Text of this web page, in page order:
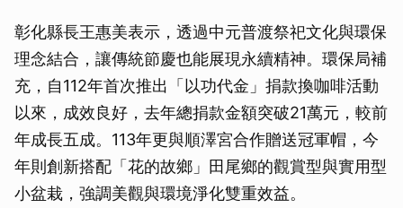
彰化縣長王惠美表示，透過中元普渡祭祀文化與環保
理念結合，讓傳統節慶也能展現永續精神。環保局補
充，自112年首次推出「以功代金」捐款換咖啡活動
以來，成效良好，去年總捐款金額突破21萬元，較前
年成長五成。113年更與順澤宮合作贈送冠軍帽，今
年則創新搭配「花的故鄉」田尾鄉的觀賞型與實用型
小盆栽，強調美觀與環境淨化雙重效益。